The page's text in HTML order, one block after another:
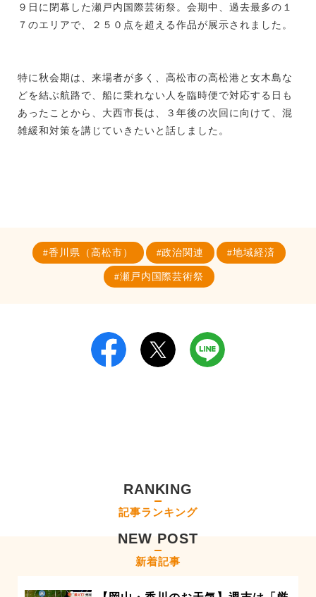
９日に閉幕した瀬戸内国際芸術祭。会期中、過去最多の１
７のエリアで、２５０点を超える作品が展示されました。
特に秋会期は、来場者が多く、高松市の高松港と女木島な
どを結ぶ航路で、船に乗れない人を臨時便で対応する日も
あったことから、大西市長は、３年後の次回に向けて、混
雑緩和対策を講じていきたいと話しました。
香川県（高松市） 政治関連 地域経済
瀬戸内国際芸術祭
RANKING
記事ランキング
NEW POST
新着記事